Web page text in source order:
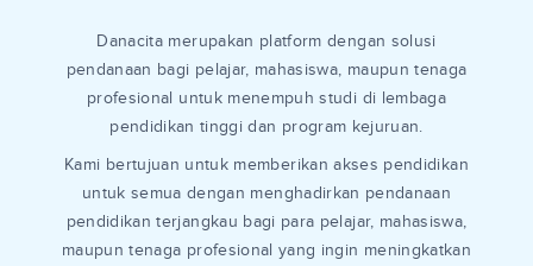
Danacita merupakan platform dengan solusi
pendanaan bagi pelajar, mahasiswa, maupun tenaga
profesional untuk menempuh studi di lembaga
pendidikan tinggi dan program kejuruan.
Kami bertujuan untuk memberikan akses pendidikan
untuk semua dengan menghadirkan pendanaan
pendidikan terjangkau bagi para pelajar, mahasiswa,
maupun tenaga profesional yang ingin meningkatkan